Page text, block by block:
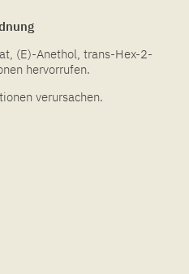
(E)-Anethol, trans-Hex-2-
hervorrufen.
verursachen.